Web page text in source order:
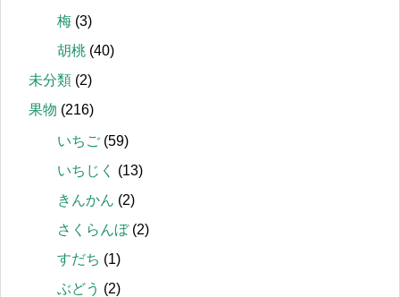
梅 (3)
胡桃 (40)
未分類 (2)
果物 (216)
いちご (59)
いちじく
(13)
きんかん (2)
さくらんぼ(2)
すだち (1)
ぶどう (2)